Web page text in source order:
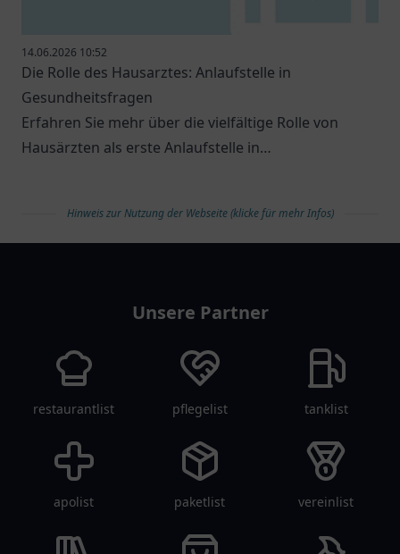
14.06.2026 10:52
Die Rolle des Hausarztes: Anlaufstelle in
Gesundheitsfragen
Erfahren Sie mehr über die vielfältige Rolle von
Hausärzten als erste Anlaufstelle in
Hinweis zur Nutzung der Webseite (klicke für mehr Infos)
Unsere Partner
restaurantlist pflegelist tanklist
apolist paketlist vereinlist